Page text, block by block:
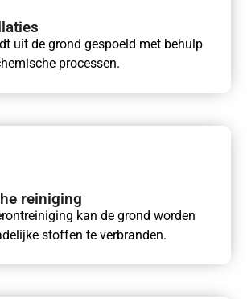
uit de grond gespoeld met behulp
processen.
reiniging
kan de grond worden
stoffen te verbranden.